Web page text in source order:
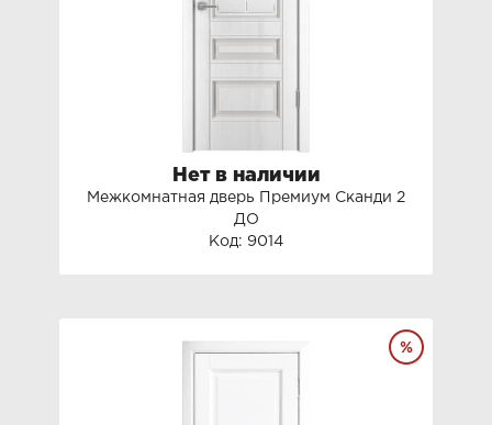
Нет в наличии
Межкомнатная дверь Премиум Сканди 2
ДО
Код: 9014